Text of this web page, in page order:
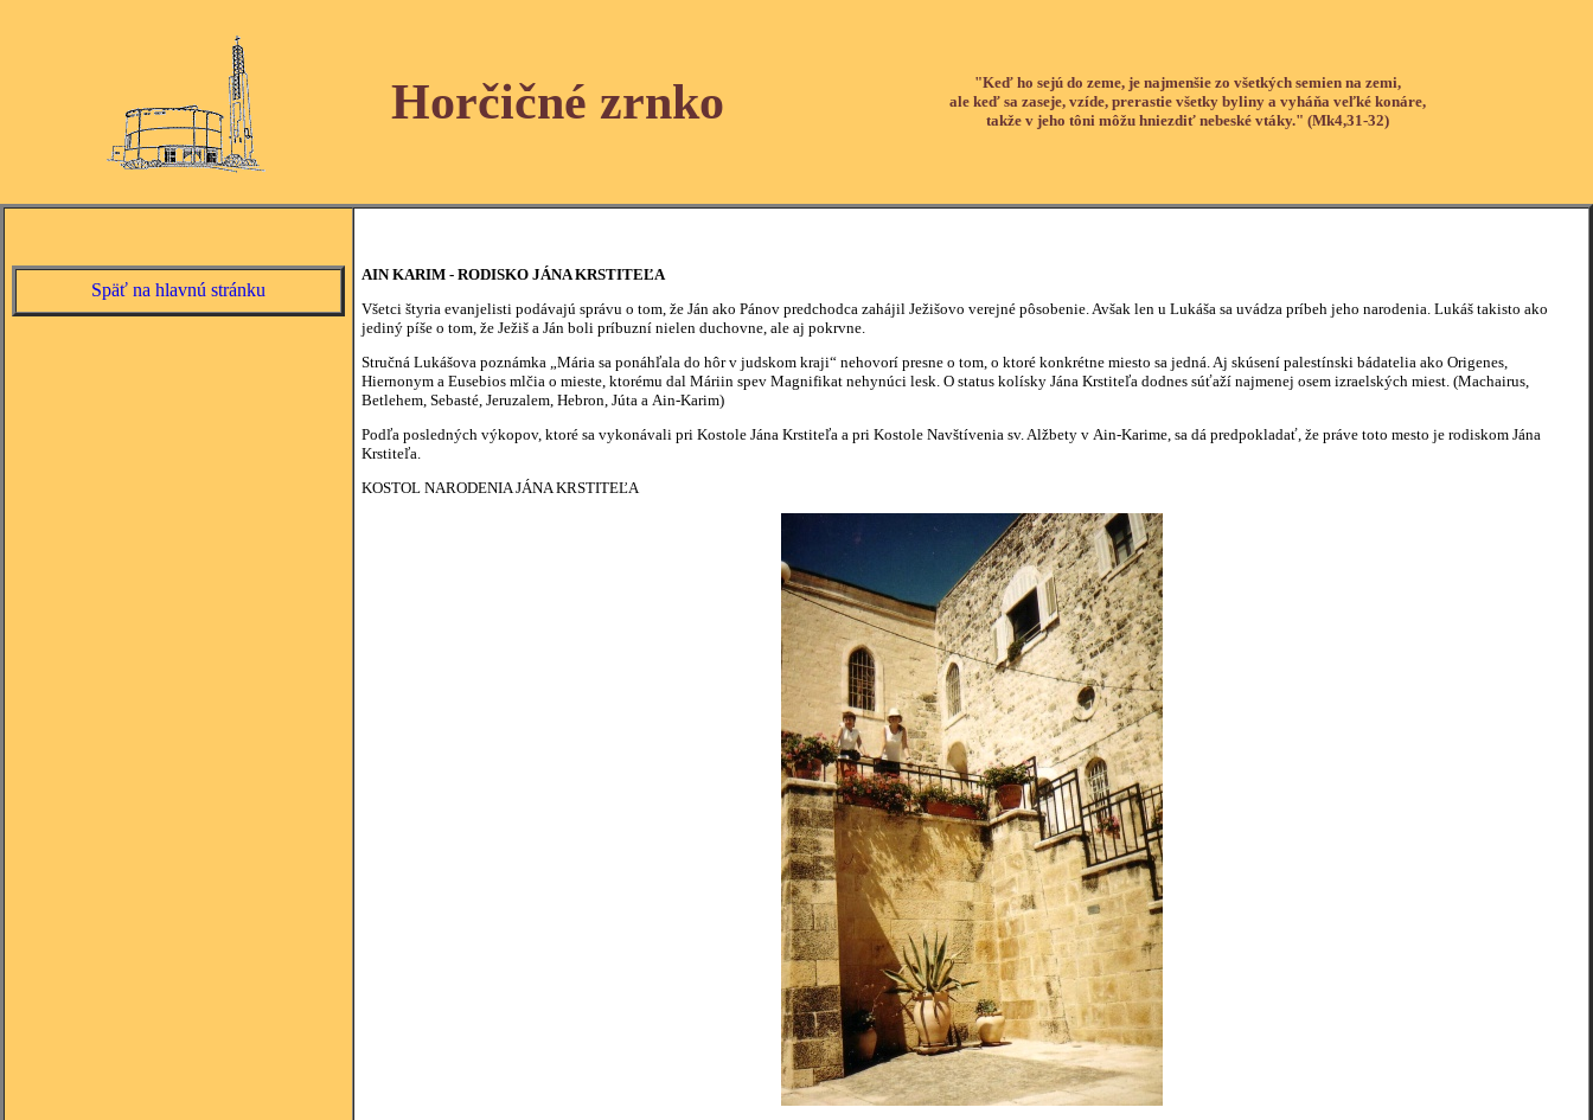
Horčičné zrnko
"Keď ho sejú do zeme, je najmenšie zo všetkých semien na zemi,
ale keď sa zaseje, vzíde, prerastie všetky byliny a vyháňa veľké konáre,
takže v jeho tôni môžu hniezdiť nebeské vtáky." (Mk4,31-32)
Späť na hlavnú stránku
AIN KARIM - RODISKO JÁNA KRSTITEĽA
Všetci štyria evanjelisti podávajú správu o tom, že Ján ako Pánov predchodca zahájil Ježišovo verejné pôsobenie. Avšak len u Lukáša sa uvádza príbeh jeho narodenia. Lukáš takisto ako
jediný píše o tom, že Ježiš a Ján boli príbuzní nielen duchovne, ale aj pokrvne.
Stručná Lukášova poznámka „Mária sa ponáhľala do hôr v judskom kraji“ nehovorí presne o tom, o ktoré konkrétne miesto sa jedná. Aj skúsení palestínski bádatelia ako Origenes,
Hiernonym a Eusebios mlčia o mieste, ktorému dal Máriin spev Magnifikat nehynúci lesk. O status kolísky Jána Krstiteľa dodnes súťaží najmenej osem izraelských miest. (Machairus,
Betlehem, Sebasté, Jeruzalem, Hebron, Júta a Ain-Karim)
Podľa posledných výkopov, ktoré sa vykonávali pri Kostole Jána Krstiteľa a pri Kostole Navštívenia sv. Alžbety v Ain-Karime, sa dá predpokladať, že práve toto mesto je rodiskom Jána
Krstiteľa.
KOSTOL NARODENIA JÁNA KRSTITEĽA